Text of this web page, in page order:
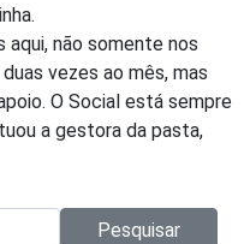
aqui, não somente nos
vezes ao mês, mas
O Social está sempre
a gestora da pasta,
Pesquisar